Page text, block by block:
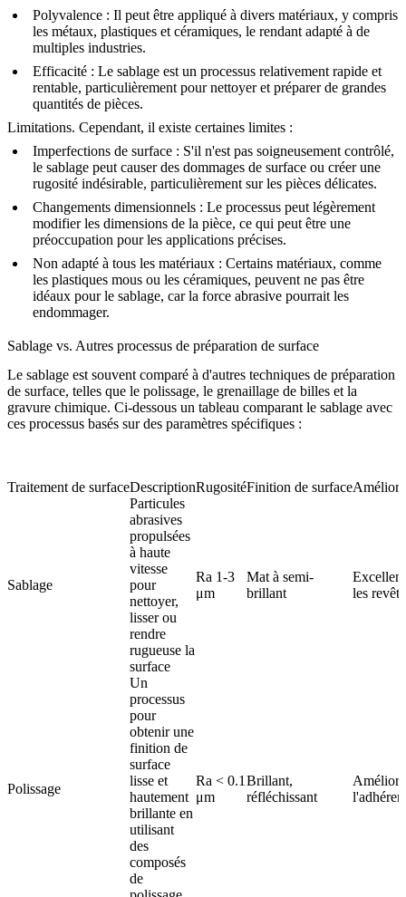
Polyvalence : Il peut être appliqué à divers matériaux, y compris
les métaux, plastiques et céramiques, le rendant adapté à de
multiples industries.
Efficacité : Le sablage est un processus relativement rapide et
rentable, particulièrement pour nettoyer et préparer de grandes
quantités de pièces.
Limitations. Cependant, il existe certaines limites :
Imperfections de surface : S'il n'est pas soigneusement contrôlé,
le sablage peut causer des dommages de surface ou créer une
rugosité indésirable, particulièrement sur les pièces délicates.
Changements dimensionnels : Le processus peut légèrement
modifier les dimensions de la pièce, ce qui peut être une
préoccupation pour les applications précises.
Non adapté à tous les matériaux : Certains matériaux, comme
les plastiques mous ou les céramiques, peuvent ne pas être
idéaux pour le sablage, car la force abrasive pourrait les
endommager.
Sablage vs. Autres processus de préparation de surface
Le sablage est souvent comparé à d'autres techniques de préparation
de surface, telles que le polissage, le grenaillage de billes et la
gravure chimique. Ci-dessous un tableau comparant le sablage avec
ces processus basés sur des paramètres spécifiques :
Traitement de surfaceDescriptionRugositéFinition de surface
Sablage
Particules
abrasives
propulsées
à haute
vitesse
pour
nettoyer,
lisser ou
rendre
rugueuse la
surface
Ra 1-3
μm
Mat à semi-
brillant
les
Polissage
Un
processus
pour
obtenir une
finition de
surface
lisse et
hautement
brillante en
utilisant
des
composés
de
Ra < 0.1
μm
Brillant,
réfléchissant